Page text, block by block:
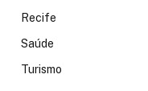
Recife
Saúde
Turismo